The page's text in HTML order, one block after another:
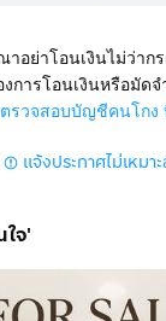
าอย่าโอนเงินไม่ว่าก
การโอนเงินหรือมัด
ตรวจสอบบัญชีคนโกง
แจ้งประกาศไม่เหมา
จ'